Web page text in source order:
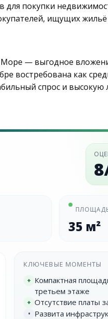
покупки
ищущих
— выгодное
востребована как
спрос и высокую
35 м²
КЛЮЧЕВЫЕ МОМЕНТЫ
+ Компактная
третьем этаже
+ Отсутствие платы
• Развита